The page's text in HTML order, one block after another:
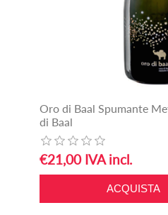
Oro di Baal Spumante
di Baal
€21,00 IVA incl.